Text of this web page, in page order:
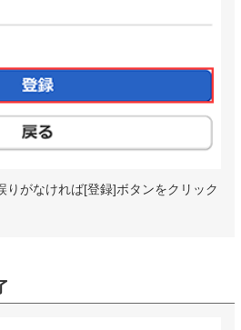
りがなければ[登録]ボタンをクリック